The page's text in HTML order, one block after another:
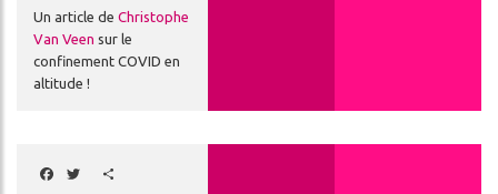
Un article de Christophe
Van Veen sur le
confinement COVID en
altitude !
Facebook
Twitter